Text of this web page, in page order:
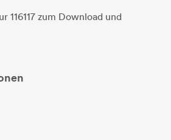
116117 zum Download und